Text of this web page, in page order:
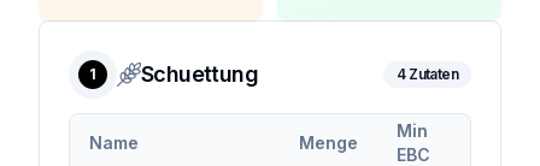
1 Schuettung 4Zutaten
Name Menge
Min
EBC